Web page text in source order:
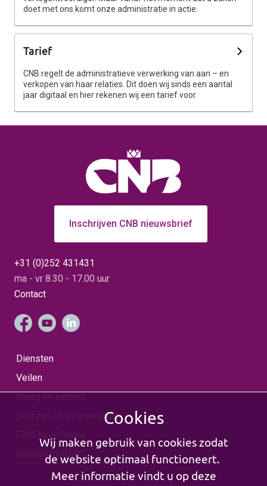
doet met ons komt onze administratie in actie.
Tarief
CNB regelt de administratieve verwerking van aan – en
verkopen van haar relaties. Dit doen wij sinds een aantal
jaar digitaal en hier rekenen wij een tarief voor.
Inschrijven CNB nieuwsbrief
+31 (0)252 431431
ma - vr 8.30 - 17.00 uur
Contact
Diensten
Veilen
Beurzen en evenementen
CNB New Plants
Werken bij CNB
Cookies
Wij maken gebruik van cookies zodat
de website optimaal functioneert.
Meer informatie vindt u op deze